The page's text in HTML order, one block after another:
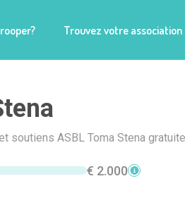
Trouvez votre association
soutiens ASBL Toma Stena
€ 2.000